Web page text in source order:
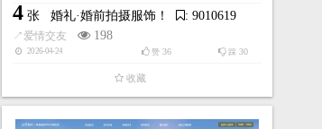
4 张 婚礼·婚前拍摄服饰！ : 9010619
↗爱情交友 198
2026-04-24 踩 30
赞36
收藏